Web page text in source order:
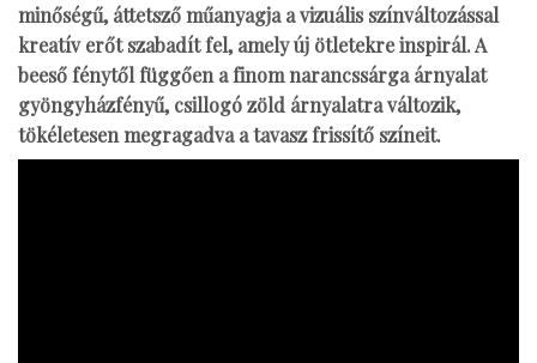
minőségű, áttetsző műanyagja a vizuális színváltozással
kreatív erőt szabadít fel, amely új ötletekre inspirál. A
beeső fénytől függően a finom narancssárga árnyalat
gyöngyházfényű, csillogó zöld árnyalatra változik,
tökéletesen megragadva a tavasz frissítő színeit.